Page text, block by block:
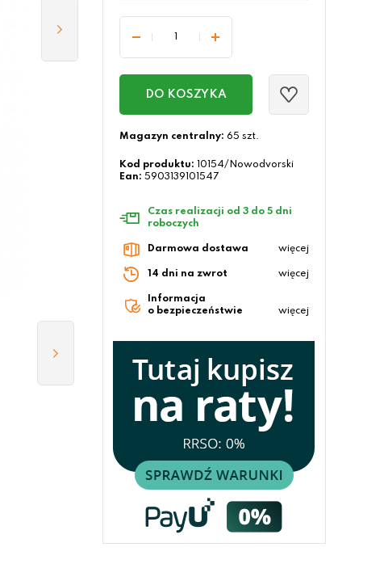
DO KOSZYKA
Magazyn centralny: 65 szt.
Kod produktu:
10154/Nowodvorski
Ean: 5903139101547
Czas realizacji od 3 do 5 dni
roboczych
Darmowa dostawa więcej
14 dni na zwrot więcej
Informacja
o bezpieczeństwie
więcej